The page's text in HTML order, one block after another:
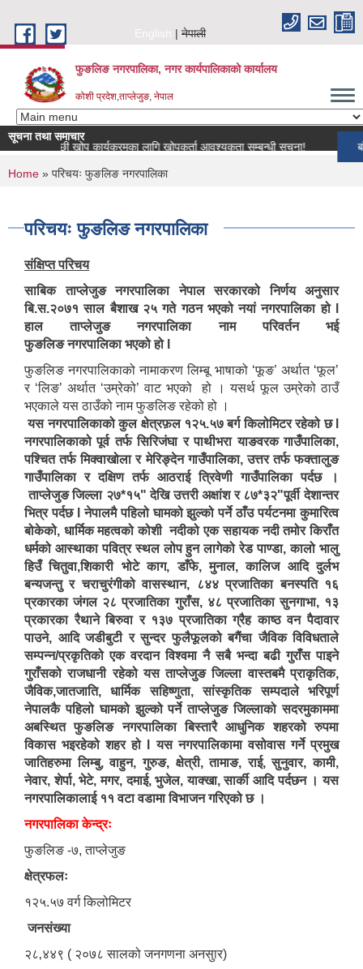
English
नेपाली
फुङलिङ नगरपालिका, नगर कार्यपालिकाको कार्यालय
कोशी प्रदेश,ताप्लेजुङ, नेपाल
सूचना तथा समाचार
पशुपन्छी खोप कार्यक्रमका लागि खोपकर्ता आवश्यकता सम्बन्धी सूचना!
बाँकी
You are here
Home » परिचयः फुङलिङ नगरपालिका
परिचयः फुङलिङ नगरपालिका
संक्षिप्त परिचय
साबिक ताप्लेजुङ नगरपालिका नेपाल सरकारको निर्णय अनुसार
बि.स.२०७१ साल बैशाख २५ गते गठन भएको नयां नगरपालिका हो l
हाल ताप्लेजुङ नगरपालिका नाम परिवर्तन भई
फुङलिङ नगरपालिका भएको हो l
फुङलिङ नगरपालिकाको नामाकरण लिम्बू भाषाको ‘फूङ’ अर्थात ‘फूल’
र ‘लिङ’ अर्थात ‘उम्रेको’ वाट भएको हो । यसर्थ फूल उम्रेको ठाउँ
भएकाले यस ठाउँको नाम फुङलिङ रहेको हो ।
यस नगरपालिकाको कुल क्षेत्रफ़ल १२५.५७ बर्ग किलोमिटर रहेको छ l
नगरपालिकाको पूर्व तर्फ सिरिजंघा र पाथीभरा याङवरक गाउँपालिका,
पश्चित तर्फ मिक्वाखोला र मेरिङ्देन गाउँपालिका, उत्तर तर्फ फक्तालुङ
गाउँपालिका र दक्षिण तर्फ आठराई त्रिवेणी गाउँपालिका पर्दछ ।
ताप्लेजुङ जिल्ला २७*१५" देखि उत्तरी अक्षांश र ८७*३२"पूर्वी देशान्तर
भित्र पर्दछ l नेपालमै पहिलो घामको झुल्को पर्ने ठाँउ पर्यटनमा कुमारित्व
बोकेको, धार्मिक महत्वको कोशी नदीको एक सहायक नदी तमोर किराँत
धर्मको आस्थाका पवित्र स्थल लोप हुन लागेको रेड पाण्डा, कालो भालु
हिउँ चितुवा,शिकारी भोटे काग, डाँफे, मुनाल, कालिज आदि दुर्लभ
बन्यजन्तु र चराचुरंगीको वासस्थान, ८४४ प्रजातिका बनस्पति १६
प्रकारका जंगल २८ प्रजातिका गुराँस, ४८ प्रजातिका सुनगाभा, १३
प्रकारका रैथाने बिरुवा र १३७ प्रजातिका ग्रैह काष्ठ वन पैदावार
पाउने, आदि जडीबुटी र सुन्दर फुलैफूलको बगैंचा जैविक विविधताले
सम्पन्न/प्रकृतिको एक वरदान विश्वमा नै सबै भन्दा बढी गुराँस पाइने
गुराँसको राजधानी रहेको यस ताप्लेजुङ जिल्ला वास्तबमै प्राकृतिक,
जैविक,जातजाति, धार्मिक सहिष्णुता, सांस्कृतिक सम्पदाले भरिपूर्ण
नेपालकै पहिलो घामको झुल्को पर्ने ताप्लेजुङ जिल्लाको सदरमुकाममा
अबस्थित फुङलिङ नगरपालिका बिस्तारै आधुनिक शहरको रुपमा
विकास भइरहेको शहर हो l यस नगरपालिकामा वसोवास गर्ने प्रमुख
जातिहरुमा लिम्बु‚ वाहुन‚ गुरुङ‚ क्षेत्री‚ तामाङ‚ राई‚ सुनुवार‚ कामी‚
नेवार‚ शेर्पा‚ भेटे‚ मगर‚ दमाई‚ भुजेल‚ याक्खा‚ सार्की आदि पर्दछन । यस
नगरपालिकालाई ११ वटा वडामा विभाजन गरिएको छ ।
नगरपालिका केन्द्रः
फुङलिङ -७, ताप्लेजुङ
क्षेत्रफलः
१२५.५७ वर्ग किलोमिटर
जनसंख्या
२८‚४४९ ( २०७८ सालको जनगणना अनसुार)